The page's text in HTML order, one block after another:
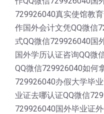
729926040真实使馆教
作国外会计文凭QQ微信
式QQ微信729926040国
国外学历认证咨询QQ微
QQ微信729926040如何
729926040办假大学毕
业证去哪认证QQ微信
729926040国外毕业证